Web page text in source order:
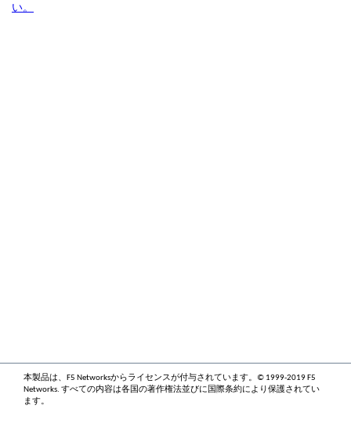
い。
本製品は、F5 Networksからライセンスが付与されています。© 1999-2019 F5
Networks. すべての内容は各国の著作権法並びに国際条約により保護されてい
ます。